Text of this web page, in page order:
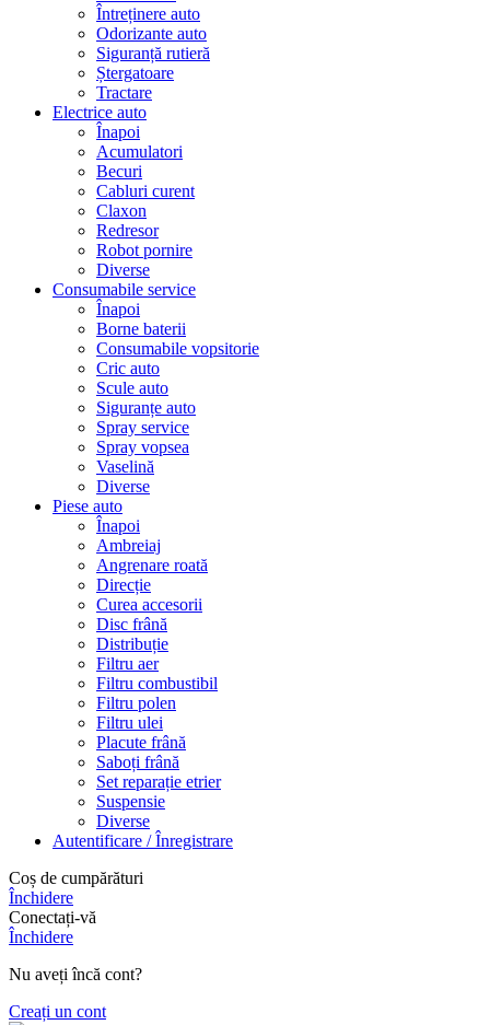
Întreținere auto
Odorizante auto
Siguranță rutieră
Ștergatoare
Tractare
Electrice auto
Înapoi
Acumulatori
Becuri
Cabluri curent
Claxon
Redresor
Robot pornire
Diverse
Consumabile service
Înapoi
Borne baterii
Consumabile vopsitorie
Cric auto
Scule auto
Siguranțe auto
Spray service
Spray vopsea
Vaselină
Diverse
Piese auto
Înapoi
Ambreiaj
Angrenare roată
Direcție
Curea accesorii
Disc frână
Distribuție
Filtru aer
Filtru combustibil
Filtru polen
Filtru ulei
Placute frână
Saboți frână
Set reparație etrier
Suspensie
Diverse
Autentificare / Înregistrare
Coș de cumpărături
Închidere
Conectați-vă
Închidere
Nu aveți încă cont?
Creați un cont